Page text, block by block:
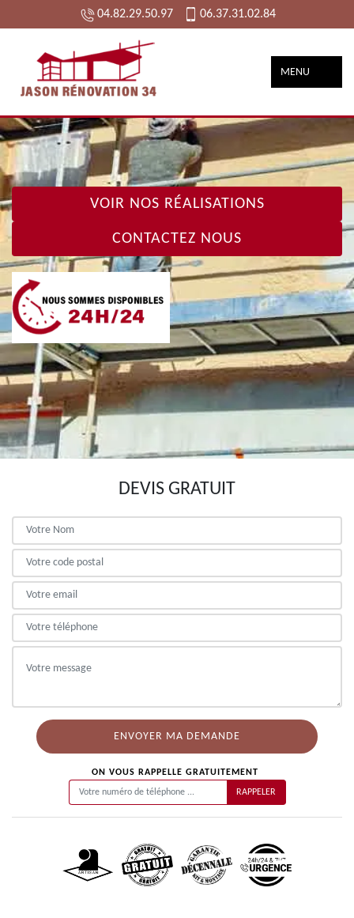
04.82.29.50.97 06.37.31.02.84
MENU
VOIR NOS RÉALISATIONS
CONTACTEZ NOUS
DEVIS GRATUIT
ON VOUS RAPPELLE GRATUITEMENT